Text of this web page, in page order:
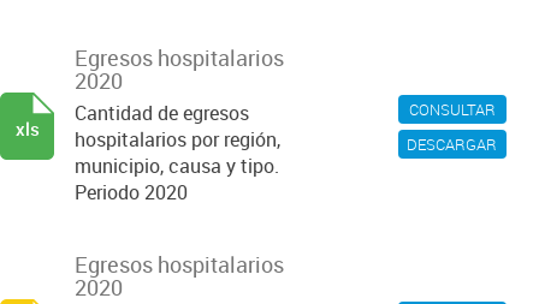
CONSULTAR
DESCARGAR
Egresos hospitalarios
2020
Cantidad de egresos
hospitalarios por región,
municipio, causa y tipo.
Periodo 2020
xls
Egresos hospitalarios
2020